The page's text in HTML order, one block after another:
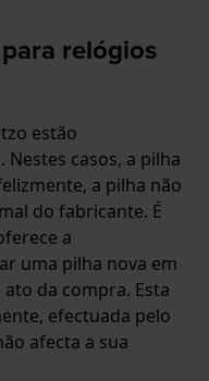
relógios
estão
casos, a pilha
a pilha não
do fabricante. É
a
uma pilha nova em
da compra. Esta
efectuada pelo
afecta a sua